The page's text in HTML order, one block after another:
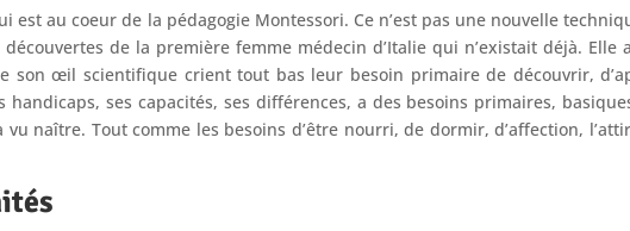
est au coeur de la pédagogie Montessori. Ce n’est pas une nouvelle
de la première femme médecin d’Italie qui n’existait déjà.
son œil scientifique crient tout bas leur besoin primaire de découvrir,
handicaps, ses capacités, ses différences, a des besoins primaires,
vu naître. Tout comme les besoins d’être nourri, de dormir, d’affection,